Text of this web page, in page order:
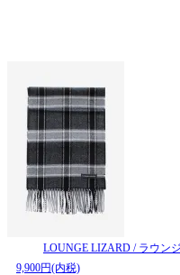
LOUNGE LIZARD / ラウン
9,900円(内税)